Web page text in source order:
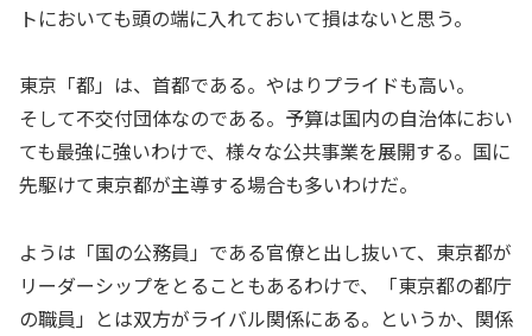
トにおいても頭の端に入れておいて損はないと思う。
東京「都」は、首都である。やはりプライドも高い。
そして不交付団体なのである。予算は国内の自治体におい
ても最強に強いわけで、様々な公共事業を展開する。国に
先駆けて東京都が主導する場合も多いわけだ。
ようは「国の公務員」である官僚と出し抜いて、東京都が
リーダーシップをとることもあるわけで、「東京都の都庁
の職員」とは双方がライバル関係にある。というか、関係